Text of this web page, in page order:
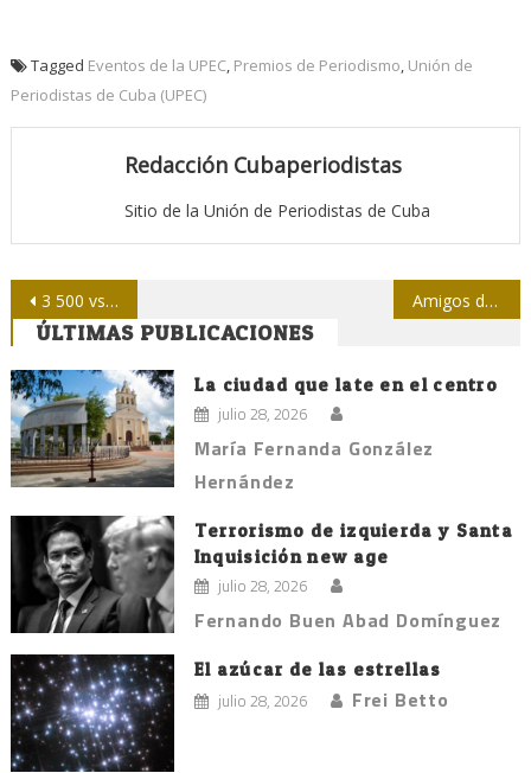
Tagged Eventos de la UPEC, Premios de Periodismo, Unión de
Periodistas de Cuba (UPEC)
Redacción Cubaperiodistas
Sitio de la Unión de Periodistas de Cuba
Navegación
de
entradas
3 500 vs. 141 000 : ¿ En qué medio leeremos tal reclamo? Amigos de Cuba en Vancouver contra el bloqueo yanki
ÚLTIMAS PUBLICACIONES
La ciudad que late en el centro
julio 28, 2026
María Fernanda González
Hernández
Terrorismo de izquierda y Santa
Inquisición new age
julio 28, 2026
Fernando Buen Abad Domínguez
El azúcar de las estrellas
julio 28, 2026 Frei Betto